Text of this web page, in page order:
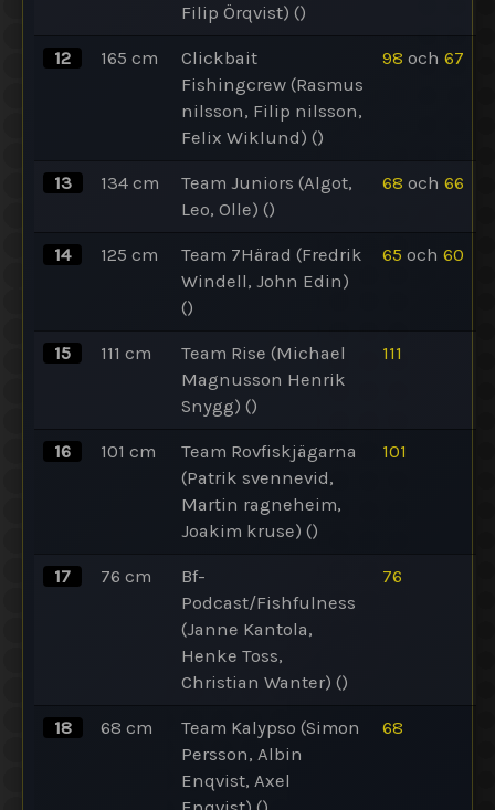
Filip Örqvist) ()
12 165 cm
Clickbait
Fishingcrew (Rasmus
nilsson, Filip nilsson,
Felix Wiklund) ()
98 och 67
13 134 cm
Team Juniors (Algot,
Leo, Olle) ()
68 och 66
14 125 cm
Team 7Härad (Fredrik
Windell, John Edin)
()
65 och 60
15 111 cm
Team Rise (Michael
Magnusson Henrik
Snygg) ()
111
16 101 cm
Team Rovfiskjägarna
(Patrik svennevid,
Martin ragneheim,
Joakim kruse) ()
101
17 76 cm
Bf-
Podcast/Fishfulness
(Janne Kantola,
Henke Toss,
Christian Wanter) ()
76
18 68 cm
Team Kalypso (Simon
Persson, Albin
Enqvist, Axel
68